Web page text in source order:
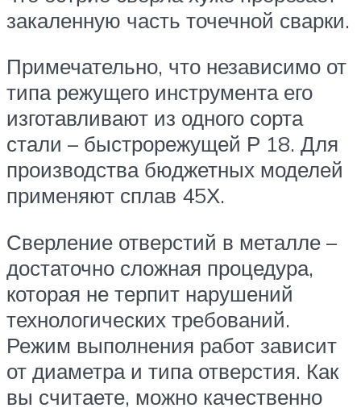
закаленную часть точечной сварки.
Примечательно, что независимо от
типа режущего инструмента его
изготавливают из одного сорта
стали – быстрорежущей Р 18. Для
производства бюджетных моделей
применяют сплав 45Х.
Сверление отверстий в металле –
достаточно сложная процедура,
которая не терпит нарушений
технологических требований.
Режим выполнения работ зависит
от диаметра и типа отверстия. Как
вы считаете, можно качественно